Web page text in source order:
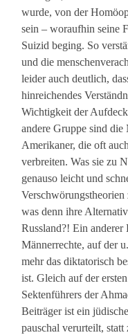
wurde, von der
sein – woraufhin seine
Suizid beging. So
und die
leider auch deutlich,
hinreichendes
Wichtigkeit der
andere Gruppe sind
Amerikaner, die oft
verbreiten. Was sie zu
genauso leicht und
was denn ihre
Russland?! Ein anderer
Männerrechte, auf der
mehr das diktatorisch
ist. Gleich auf der
Sektenführers der
Beiträger ist ein
pauschal verurteilt,